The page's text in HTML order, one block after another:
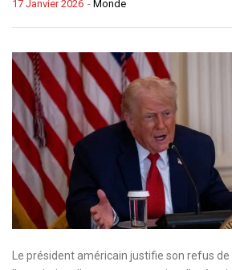
- Monde
17 Janvier 2026
Le président américain justifie son refus de